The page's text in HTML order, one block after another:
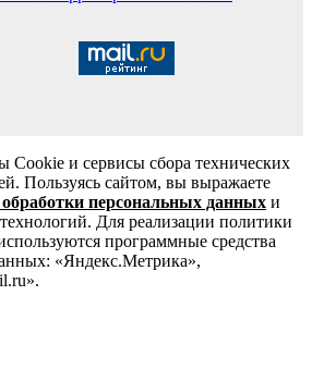
Cookie и сервисы сбора технических
Пользуясь сайтом, вы выражаете
персональных данных и
Для реализации политики
программные средства
«Яндекс.Метрика»,